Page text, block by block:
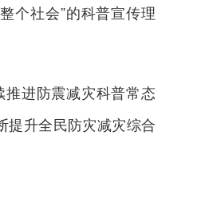
个社会”的科普宣传理
进防震减灾科普常态
提升全民防灾减灾综合